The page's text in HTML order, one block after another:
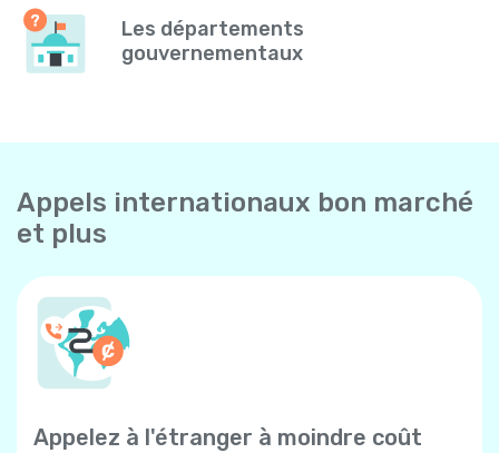
Les départements
gouvernementaux
Appels internationaux bon marché
et plus
Appelez à l'étranger à moindre coût